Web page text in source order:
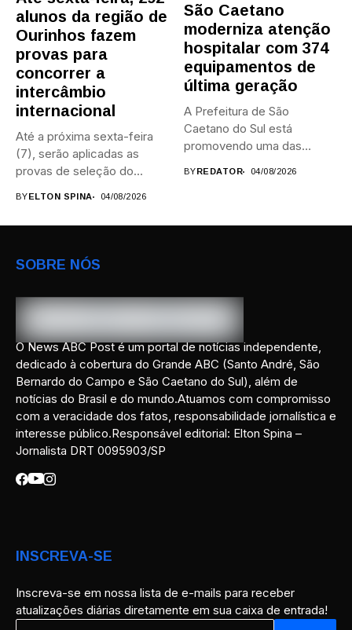
alunos da região de
Ourinhos fazem
provas para
concorrer a
intercâmbio
internacional
Até a próxima sexta-feira
(7), serão aplicadas as
provas de seleção do...
BYELTON SPINA 04/08/2026
São Caetano
moderniza atenção
hospitalar com 374
equipamentos de
última geração
A Prefeitura de São
Caetano do Sul está
promovendo uma das
BYREDATOR 04/08/2026
SOBRE NÓS
O News ABC Post é um portal de notícias independente,
dedicado à cobertura do Grande ABC (Santo André, São
Bernardo do Campo e São Caetano do Sul), além de
notícias do Brasil e do mundo.Atuamos com compromisso
com a veracidade dos fatos, responsabilidade jornalística e
interesse público.Responsável editorial: Elton Spina –
Jornalista DRT 0095903/SP
INSCREVA-SE
Inscreva-se em nossa lista de e-mails para receber
atualizações diárias diretamente em sua caixa de entrada!